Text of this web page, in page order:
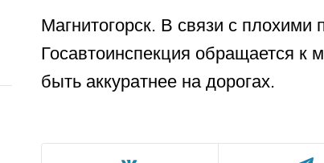
Магнитогорск. В связи с
Госавтоинспекция обращается к
быть аккуратнее на дорогах.